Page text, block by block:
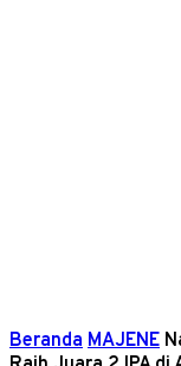
Beranda MAJENE